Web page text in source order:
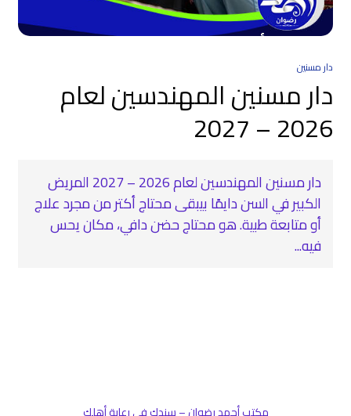
دار مسنين
دار مسنين المهندسين لعام
2026 – 2027
دار مسنين المهندسين لعام 2026 – 2027 المريض
الكبير في السن دايمًا بيبقى محتاج أكتر من مجرد علاج
أو متابعة طبية. هو محتاج حضن دافي، مكان يحس
فيه...
مكتب أحمد رضوان – سندك في رعاية أهلك